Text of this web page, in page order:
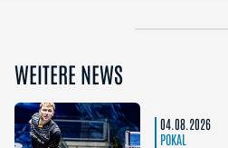
WEITERE NEWS
04.08.2026
POKAL